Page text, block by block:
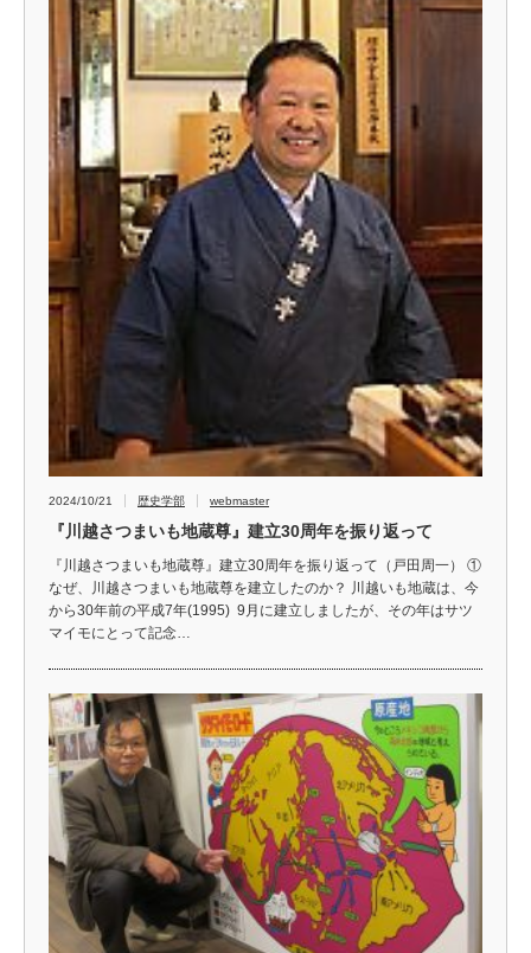
2024/10/21 歴史学部 webmaster
『川越さつまいも地蔵尊』建立30周年を振り返って
『川越さつまいも地蔵尊』建立30周年を振り返って（戸田周一） ①
なぜ、川越さつまいも地蔵尊を建立したのか？ 川越いも地蔵は、今
から30年前の平成7年(1995) 9月に建立しましたが、その年はサツ
マイモにとって記念…